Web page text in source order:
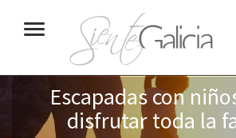
Toggle
navigation
Escapadas con
disfrutar toda la